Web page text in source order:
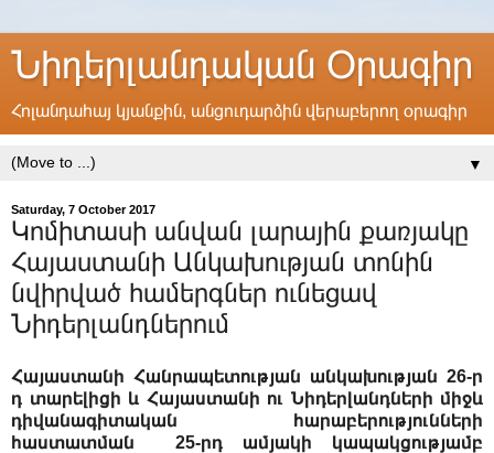
Նիդերլանդական Օրագիր
Հոլանդահայ կյանքին, անցուդարձին վերաբերող օրագիր
▼
Saturday, 7 October 2017
Կոմիտասի անվան լարային քառյակը
Հայաստանի Անկախության տոնին
նվիրված համերգներ ունեցավ
Նիդերլանդներում
Հայաստանի Հանրապետության անկախության 26-ր
դ տարելիցի և Հայաստանի ու Նիդերլանդների միջև
դիվանագիտական հարաբերությունների
հաստատման 25-րդ ամյակի կապակցությամբ